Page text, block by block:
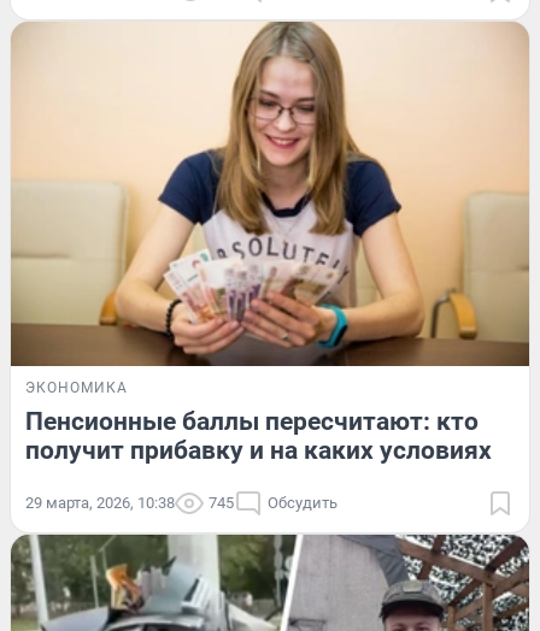
ЭКОНОМИКА
Пенсионные баллы пересчитают: кто
получит прибавку и на каких условиях
29 марта, 2026, 10:38 745 Обсудить